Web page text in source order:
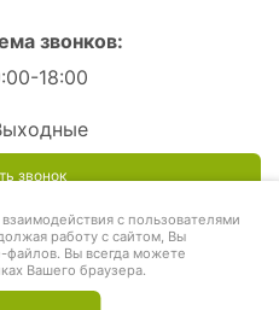
звонков:
18:00
звонок
с пользователями
работу с сайтом, Вы
файлов. Вы всегда можете
Вашего браузера.